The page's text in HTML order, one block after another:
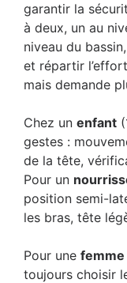
garantir la
à deux, un au
niveau du
et répartir
mais demande
Chez un enfant
gestes :
de la tête,
Pour un
position semi-
les bras, tête
Pour une
toujours choisir